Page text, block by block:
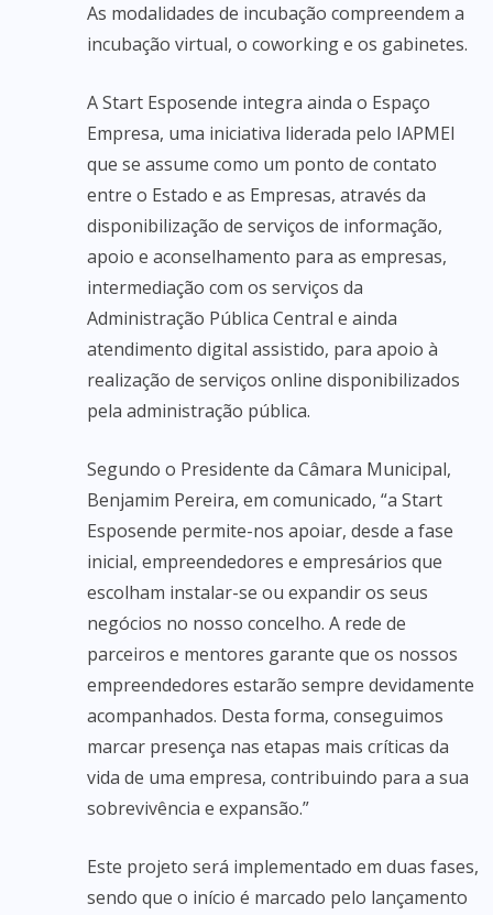
As modalidades de incubação compreendem a
incubação virtual, o coworking e os gabinetes.
A Start Esposende integra ainda o Espaço
Empresa, uma iniciativa liderada pelo IAPMEI
que se assume como um ponto de contato
entre o Estado e as Empresas, através da
disponibilização de serviços de informação,
apoio e aconselhamento para as empresas,
intermediação com os serviços da
Administração Pública Central e ainda
atendimento digital assistido, para apoio à
realização de serviços online disponibilizados
pela administração pública.
Segundo o Presidente da Câmara Municipal,
Benjamim Pereira, em comunicado, “a Start
Esposende permite-nos apoiar, desde a fase
inicial, empreendedores e empresários que
escolham instalar-se ou expandir os seus
negócios no nosso concelho. A rede de
parceiros e mentores garante que os nossos
empreendedores estarão sempre devidamente
acompanhados. Desta forma, conseguimos
marcar presença nas etapas mais críticas da
vida de uma empresa, contribuindo para a sua
sobrevivência e expansão.”
Este projeto será implementado em duas fases,
sendo que o início é marcado pelo lançamento